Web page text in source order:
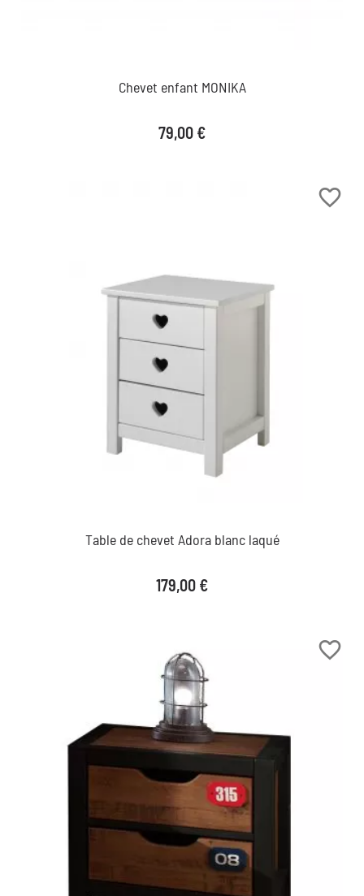
Chevet enfant MONIKA
Prix
79,00 €
favorite_border
Table de chevet Adora blanc laqué
Prix
179,00 €
favorite_border